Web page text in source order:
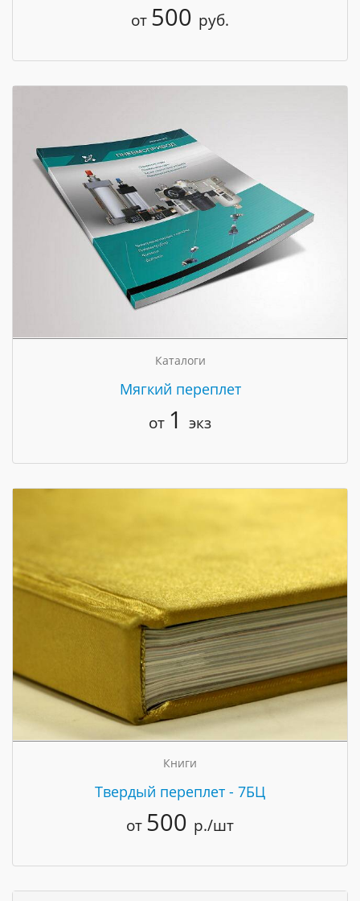
от 500 руб.
Каталоги
Мягкий переплет
от 1 экз
Книги
Твердый переплет - 7БЦ
от 500 р./шт